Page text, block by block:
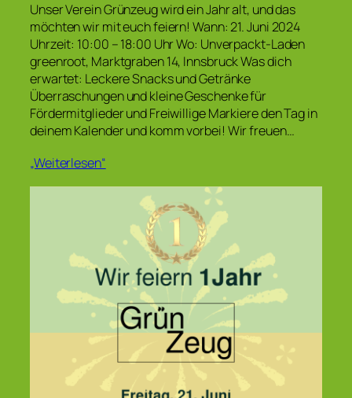
Unser Verein Grünzeug wird ein Jahr alt, und das
möchten wir mit euch feiern! Wann: 21. Juni 2024
Uhrzeit: 10:00 – 18:00 Uhr Wo: Unverpackt-Laden
greenroot, Marktgraben 14, Innsbruck Was dich
erwartet: Leckere Snacks und Getränke
Überraschungen und kleine Geschenke für
Fördermitglieder und Freiwillige Markiere den Tag in
deinem Kalender und komm vorbei! Wir freuen…
„Weiterlesen“